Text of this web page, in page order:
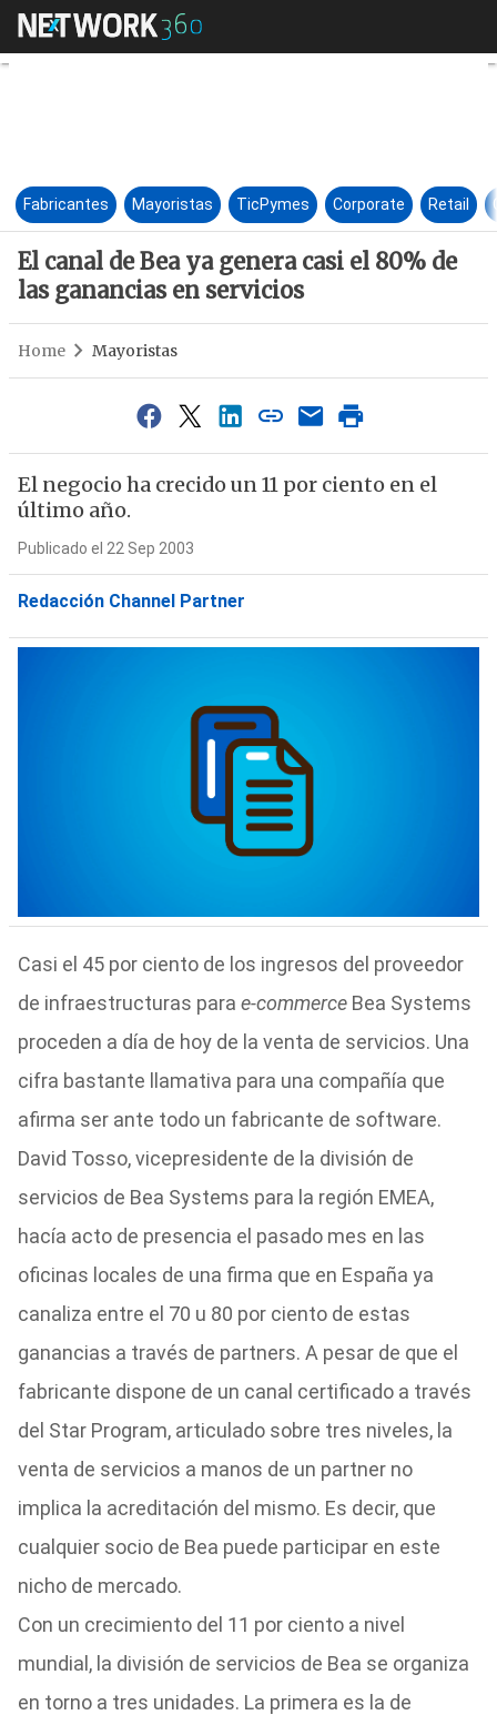
El canal de Bea ya genera
Fabricantes Mayoristas TicPymes Corporate Retail
El canal de Bea ya genera casi el 80% de
las ganancias en servicios
Home Mayoristas
El negocio ha crecido un 11 por ciento en el
último año.
Publicado el 22 Sep 2003
Redacción Channel Partner
Casi el 45 por ciento de los ingresos del proveedor
de infraestructuras para e-commerceBea Systems
proceden a día de hoy de la venta de servicios. Una
cifra bastante llamativa para una compañía que
afirma ser ante todo un fabricante de software.
David Tosso, vicepresidente de la división de
servicios de Bea Systems para la región EMEA,
hacía acto de presencia el pasado mes en las
oficinas locales de una firma que en España ya
canaliza entre el 70 u 80 por ciento de estas
ganancias a través de partners. A pesar de que el
fabricante dispone de un canal certificado a través
del Star Program, articulado sobre tres niveles, la
venta de servicios a manos de un partner no
implica la acreditación del mismo. Es decir, que
cualquier socio de Bea puede participar en este
nicho de mercado.
Con un crecimiento del 11 por ciento a nivel
mundial, la división de servicios de Bea se organiza
en torno a tres unidades. La primera es la de